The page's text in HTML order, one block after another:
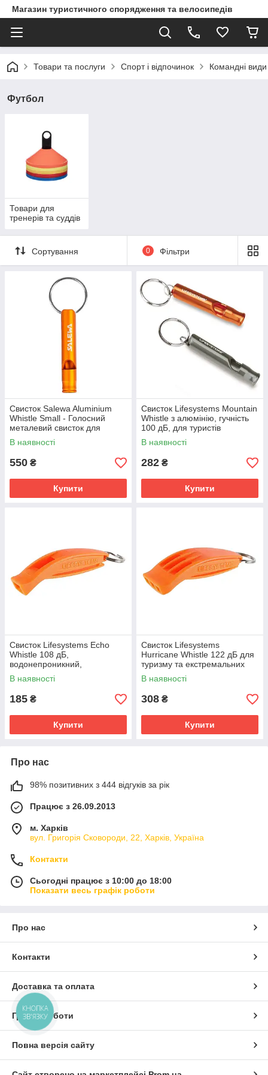
Магазин туристичного спорядження та велосипедів
Товари та послуги Спорт і відпочинок Командні
Футбол
Товари для
тренерів та суддів
Сортування 0 Фільтри
Свисток Salewa Aluminium
Whistle Small - Голосний
металевий свисток для
тренувань і рятувальних
операцій
В наявності
550 ₴
Купити
Свисток Lifesystems Mountain
Whistle з алюмінію, гучність
100 дБ, для туристів
В наявності
282 ₴
Купити
Свисток Lifesystems Echo
Whistle 108 дБ,
водонепроникний,
компактний
В наявності
185 ₴
Купити
Свисток Lifesystems
Hurricane Whistle 122 дБ для
туризму та екстремальних
умов.
В наявності
308 ₴
Купити
Про нас
98% позитивних з 444 відгуків за рік
Працює з 26.09.2013
м. Харків
вул. Григорія Сковороди, 22, Харків, Україна
Контакти
Сьогодні працює з 10:00 до 18:00
Показати весь графік роботи
Про нас
Контакти
Доставка та оплата
Графік роботи
Повна версія сайту
КНОПКА
ЗВ'ЯЗКУ